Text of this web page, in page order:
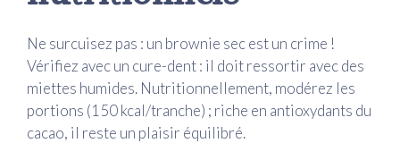
Ne surcuisez pas : un brownie sec est un crime !
Vérifiez avec un cure-dent : il doit ressortir avec des
miettes humides. Nutritionnellement, modérez les
portions (150 kcal/tranche) ; riche en antioxydants du
cacao, il reste un plaisir équilibré.